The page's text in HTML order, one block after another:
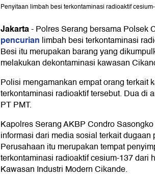
Penyitaan limbah besi terkontaminasi radioaktif
Jakarta-Polres Serang bersama Polsek
pencurian limbah besi terkontaminasi
Besi itu merupakan barang yang
melakukan dekontaminasi kawasan
Polisi mengamankan empat orang terkait
terkontaminasi radioaktif tersebut. Dua di
PT PMT.
Kapolres Serang AKBP Condro
informasi dari media sosial terkait dugaan
Perusahaan itu merupakan tempat
terkontaminasi radioaktif cesium-137 dari
Kawasan Industri Modern Cikande.